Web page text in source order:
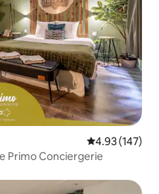
Calificación
4.93 (147)
Primo Conciergerie